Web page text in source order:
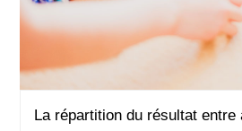
La répartition du résultat entre